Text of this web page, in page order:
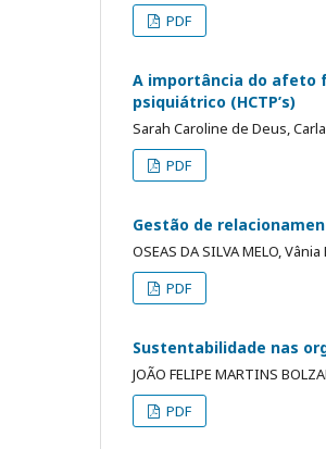
PDF
A importância do afeto
psiquiátrico (HCTP’s)
Sarah Caroline de Deus,
PDF
Gestão de
OSEAS DA SILVA MELO,
PDF
Sustentabilidade nas
JOÃO FELIPE MARTINS
PDF